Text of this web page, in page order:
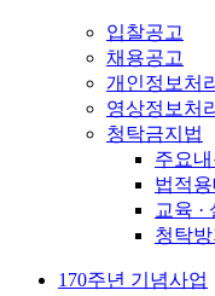
입찰공고
채용공고
개인정보처
영상정보처
청탁금지법
주요
법적
교육 ·
청탁
170주년 기념사업